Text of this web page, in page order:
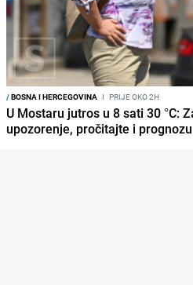
/BOSNA I HERCEGOVINA I PRIJE OKO 2H
U Mostaru jutros u 8 sati 30 °C:
upozorenje, pročitajte i